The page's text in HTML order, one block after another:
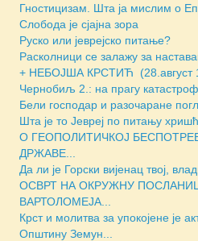
Гностицизам. Шта ја мислим о
Слобода је сјајна зора
Руско или јеврејско питање?
Расколници се залажу за
+ НЕБОЈША КРСТИЋ (28.август
Чернобиљ 2.: на прагу
Бели господар и разочаране
Шта је то Јевреј по питању
О ГЕОПОЛИТИЧКОЈ
ДРЖАВЕ...
Да ли је Горски вијенац твој,
ОСВРТ НА ОКРУЖНУ
ВАРТОЛОМЕЈА...
Крст и молитва за упокојене је
Општину Земун...